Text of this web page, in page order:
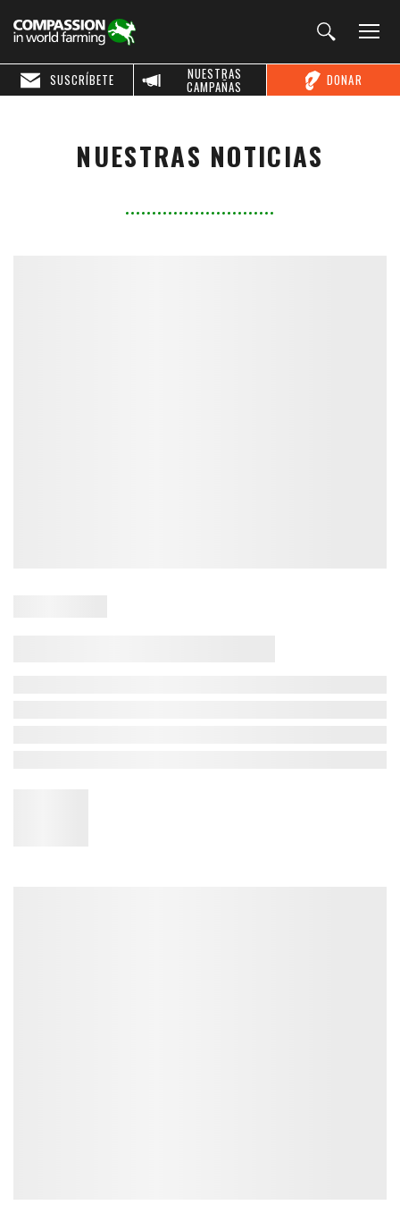
DONAR
NUESTRAS
CAMPAÑAS
SUSCRÍBETE
NUESTRAS NOTICIAS